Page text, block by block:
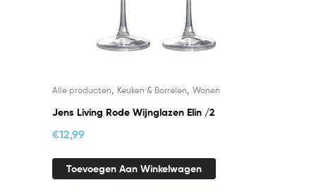
Alle producten, Keuken & Borrelen, Wonen
Jens Living Rode Wijnglazen Elin /2
€12,99
Toevoegen Aan Winkelwagen